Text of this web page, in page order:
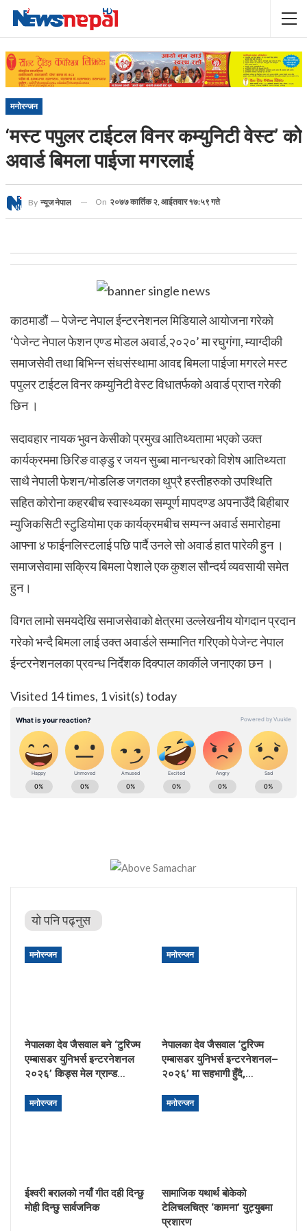
मनोरन्जन
‘मस्ट पपुलर टाईटल विनर कम्युनिटी वेस्ट’ को
अवार्ड बिमला पाईजा मगरलाई
By न्यूज नेपाल On २०७७ कार्तिक २, आईतवार १७:५९ गते
काठमाडौं — पेजेन्ट नेपाल ईन्टरनेशनल मिडियाले आयोजना गरेको
‘पेजेन्ट नेपाल फेशन एण्ड मोडल अवार्ड,२०२०’ मा रघुगंगा, म्याग्दीकी
समाजसेवी तथा बिभिन्न संधसंस्थामा आवद्द बिमला पाईजा मगरले मस्ट
पपुलर टाईटल विनर कम्युनिटी वेस्ट विधातर्फको अवार्ड प्राप्त गरेकी
छिन ।
सदावहार नायक भुवन केसीको प्रमुख आतिथ्यतामा भएको उक्त
कार्यक्रममा छिरिङ वाङ्डु र जयन सुब्बा मानन्धरको विशेष आतिथ्यता
साथै नेपाली फेशन/मोडलिङ जगतका थुप्रै हस्तीहरुको उपश्थिति
सहित कोरोना कहरबीच स्वास्थ्यका सम्पूर्ण मापदण्ड अपनाउँदै बिहीबार
म्युजिकसिटी स्टुडियोमा एक कार्यक्रमबीच सम्पन्न अवार्ड समारोहमा
आफ्ना ४ फाईनलिस्टलाई पछि पार्दै उनले सो अवार्ड हात पारेकी हुन ।
समाजसेवामा सक्रिय बिमला पेशाले एक कुशल सौन्दर्य व्यवसायी समेत
हुन।
विगत लामो समयदेखि समाजसेवाको क्षेत्रमा उल्लेखनीय योगदान प्रदान
गरेको भन्दै बिमला लाई उक्त अवार्डले सम्मानित गरिएको पेजेन्ट नेपाल
ईन्टरनेशनलका प्रवन्ध निर्देशक दिक्पाल कार्कीले जनाएका छन ।
Visited 14 times, 1 visit(s) today
यो पनि पढ्नुस
मनोरन्जन
नेपालका देव जैसवाल बने ‘टुरिज्म
एम्बासडर युनिभर्स इन्टरनेशनल
२०२६’ किड्स मेल ग्रान्ड…
मनोरन्जन
नेपालका देव जैसवाल ‘टुरिज्म
एम्बासडर युनिभर्स इन्टरनेशनल–
२०२६’ मा सहभागी हुँदै,…
मनोरन्जन
ईश्वरी बरालको नयाँ गीत दही दिन्छु
मोही दिन्छु सार्वजनिक
मनोरन्जन
सामाजिक यथार्थ बोकेको
टेलिचलचित्र ‘कामना’ युट्युबमा
प्रशारण